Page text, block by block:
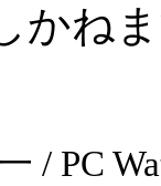
かね
/ PC